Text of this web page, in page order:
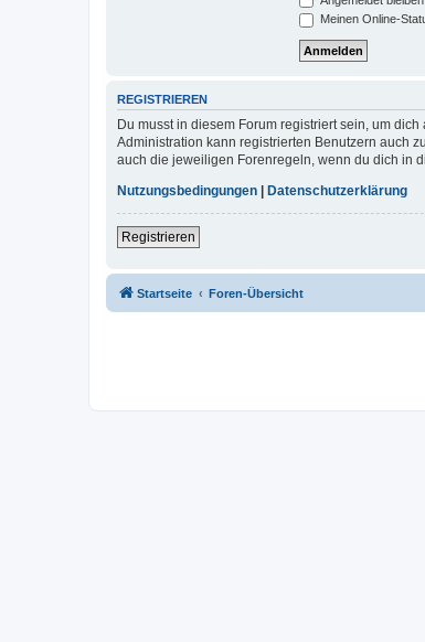
Meinen Online-
REGISTRIEREN
Du musst in diesem Forum registriert sein, um
Administration kann registrierten Benutzern auch
auch die jeweiligen Forenregeln, wenn du dich in
Nutzungsbedingungen
Datenschutzerklärung
Registrieren
Startseite Foren-Übersicht